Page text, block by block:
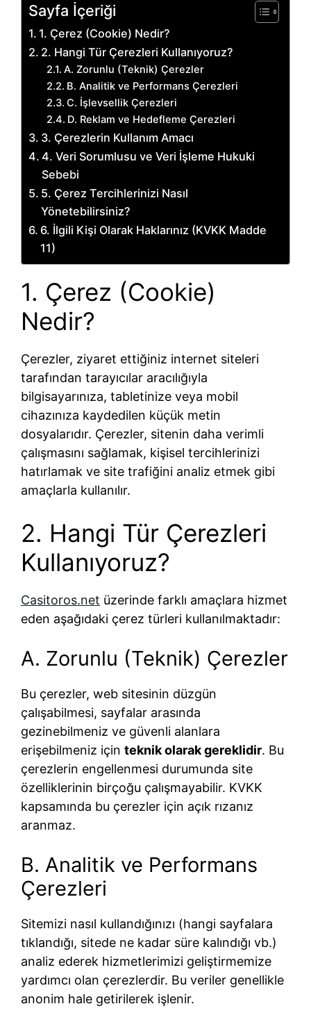
Sayfa İçeriği
1. Çerez (Cookie) Nedir?
2. Hangi Tür Çerezleri Kullanıyoruz?
A. Zorunlu (Teknik) Çerezler
B. Analitik ve Performans Çerezleri
C. İşlevsellik Çerezleri
D. Reklam ve Hedefleme Çerezleri
3. Çerezlerin Kullanım Amacı
4. Veri Sorumlusu ve Veri İşleme Hukuki
Sebebi
5. Çerez Tercihlerinizi Nasıl
Yönetebilirsiniz?
6. İlgili Kişi Olarak Haklarınız (KVKK Madde
11)
1. Çerez (Cookie)
Nedir?
Çerezler, ziyaret ettiğiniz internet siteleri
tarafından tarayıcılar aracılığıyla
bilgisayarınıza, tabletinize veya mobil
cihazınıza kaydedilen küçük metin
dosyalarıdır. Çerezler, sitenin daha verimli
çalışmasını sağlamak, kişisel tercihlerinizi
hatırlamak ve site trafiğini analiz etmek gibi
amaçlarla kullanılır.
2. Hangi Tür Çerezleri
Kullanıyoruz?
Casitoros.net üzerinde farklı amaçlara hizmet
eden aşağıdaki çerez türleri kullanılmaktadır:
A. Zorunlu (Teknik) Çerezler
Bu çerezler, web sitesinin düzgün
çalışabilmesi, sayfalar arasında
gezinebilmeniz ve güvenli alanlara
erişebilmeniz için teknik olarak gereklidir. Bu
çerezlerin engellenmesi durumunda site
özelliklerinin birçoğu çalışmayabilir. KVKK
kapsamında bu çerezler için açık rızanız
aranmaz.
B. Analitik ve Performans
Çerezleri
Sitemizi nasıl kullandığınızı (hangi sayfalara
tıklandığı, sitede ne kadar süre kalındığı vb.)
analiz ederek hizmetlerimizi geliştirmemize
yardımcı olan çerezlerdir. Bu veriler genellikle
anonim hale getirilerek işlenir.